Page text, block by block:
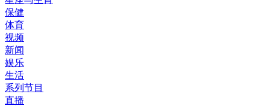
保健
体育
视频
新闻
娱乐
生活
系列节目
直播